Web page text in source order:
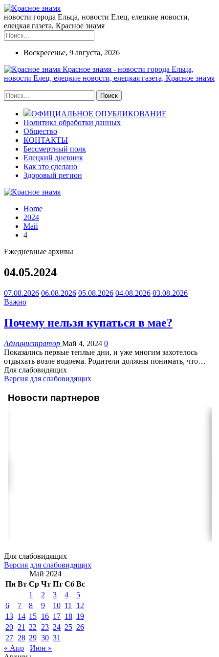
новости города Ельца, новости Елец, елецкие новости,
елецкая газета, Красное знамя
Воскресенье, 9 августа, 2026
Красное знамя - новости города Ельца,
новости Елец, елецкие новости, елецкая газета, Красное знамя
ОФИЦИАЛЬНОЕ ОПУБЛИКОВАНИЕ
Политика обработки данных
Общество
КОНТАКТЫ
Бессмертный полк
Елецкий дневник
Как это сделано
Здоровый регион
Home
2024
Май
4
Ежедневные архивы
04.05.2024
07.08.2026 06.08.2026 05.08.2026 04.08.2026 03.08.2026
Важно
Почему нельзя купаться в мае?
Администратор Май 4, 2024 0
Показались первые теплые дни, и уже многим захотелось
отдыхать возле водоема. Родители должны понимать, что…
Для слабовидящих
Версия для слабовидящих
Новости партнеров
Для слабовидящих
Версия для слабовидящих
Май 2024
Пн Вт Ср Чт Пт Сб Вс
1
2 3 4
5
6
7 8 9 10 11
12
13 14 15 16 17 18 19
20 21 22 23 24 25 26
27 28 29 30 31
« Апр
Июн »